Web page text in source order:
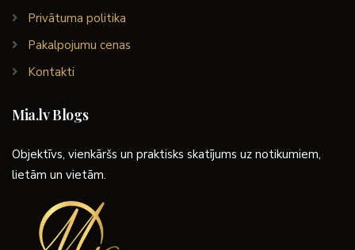
Privātuma politika
Pakalpojumu cenas
Kontakti
Mia.lv Blogs
Objektīvs, vienkāršs un praktisks skatījums uz notikumiem,
lietām un vietām.